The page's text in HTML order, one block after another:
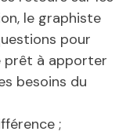
le graphiste
pour
prêt à apporter
besoins du
;